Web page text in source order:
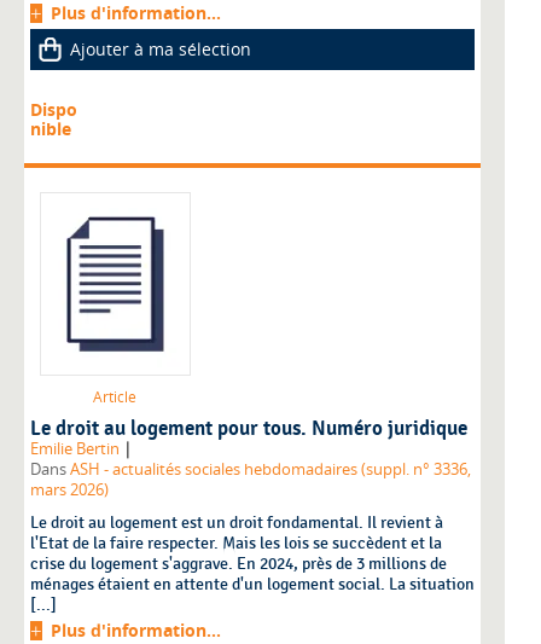
Plus d'information...
Ajouter à ma sélection
Dispo
nible
Article
Le droit au logement pour tous. Numéro juridique
Emilie Bertin |
DansASH - actualités sociales hebdomadaires (suppl. n° 3336,
mars 2026)
Le droit au logement est un droit fondamental. Il revient à
l'Etat de la faire respecter. Mais les lois se succèdent et la
crise du logement s'aggrave. En 2024, près de 3 millions de
ménages étaient en attente d'un logement social. La situation
[...]
Plus d'information...